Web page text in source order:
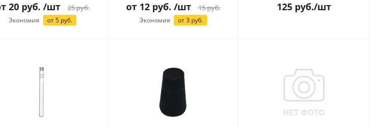
20руб. /шт 25руб.
Экономия от5руб.
от 12руб. /шт 15руб.
Экономия от3руб.
125руб./шт